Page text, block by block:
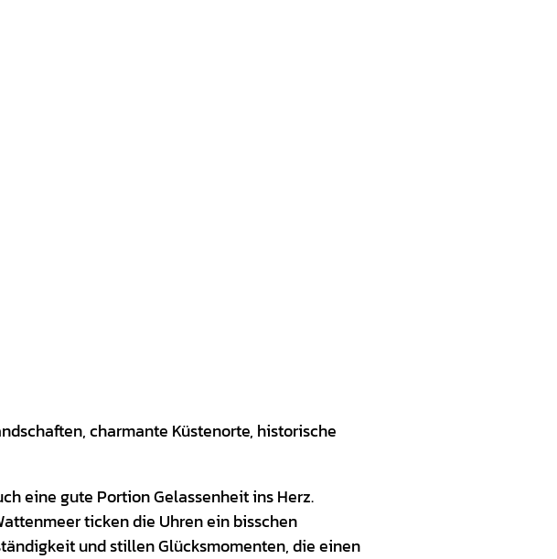
charmante Küstenorte, historische
eine gute Portion Gelassenheit ins Herz.
ticken die Uhren ein bisschen
und stillen Glücksmomenten, die einen